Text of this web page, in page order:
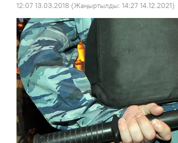
12:07 13.03.2018 (Жаңыртылды: 14:27 14.12.2021)